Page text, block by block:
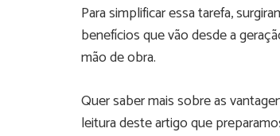
Para simplificar essa tarefa,
benefícios que vão desde a
mão de obra.
Quer saber mais sobre as
leitura deste artigo que